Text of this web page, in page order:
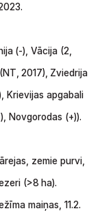
(-), Vācija (2,
(NT, 2017), Zviedrija
Krievijas apgabali
Novgorodas (+)).
zemie purvi,
(>8 ha).
maiņas, 11.2.